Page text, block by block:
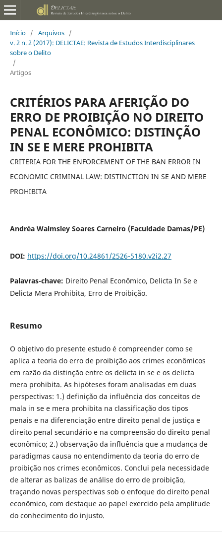
Início / Arquivos /
v. 2 n. 2 (2017): DELICTAE: Revista de Estudos Interdisciplinares
sobre o Delito
/
Artigos
CRITÉRIOS PARA AFERIÇÃO DO
ERRO DE PROIBIÇÃO NO DIREITO
PENAL ECONÔMICO: DISTINÇÃO
IN SE E MERE PROHIBITA
CRITERIA FOR THE ENFORCEMENT OF THE BAN ERROR IN
ECONOMIC CRIMINAL LAW: DISTINCTION IN SE AND MERE
PROHIBITA
Andréa Walmsley Soares Carneiro (Faculdade Damas/PE)
DOI: https://doi.org/10.24861/2526-5180.v2i2.27
Palavras-chave: Direito Penal Econômico, Delicta In Se e
Delicta Mera Prohibita, Erro de Proibição.
Resumo
O objetivo do presente estudo é compreender como se
aplica a teoria do erro de proibição aos crimes econômicos
em razão da distinção entre os delicta in se e os delicta
mera prohibita. As hipóteses foram analisadas em duas
perspectivas: 1.) definição da influência dos conceitos de
mala in se e mera prohibita na classificação dos tipos
penais e na diferenciação entre direito penal de justiça e
direito penal secundário e na compreensão do direito penal
econômico; 2.) observação da influência que a mudança de
paradigmas causa no entendimento da teoria do erro de
proibição nos crimes econômicos. Conclui pela necessidade
de alterar as balizas de análise do erro de proibição,
traçando novas perspectivas sob o enfoque do direito penal
econômico, com destaque ao papel exercido pela amplitude
do conhecimento do injusto.